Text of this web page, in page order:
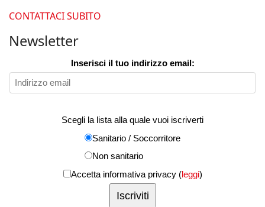
CONTATTACI SUBITO
Newsletter
Inserisci il tuo indirizzo email:
Scegli la lista alla quale vuoi iscriverti
Sanitario / Soccorritore
Non sanitario
Accetta informativa privacy (leggi)